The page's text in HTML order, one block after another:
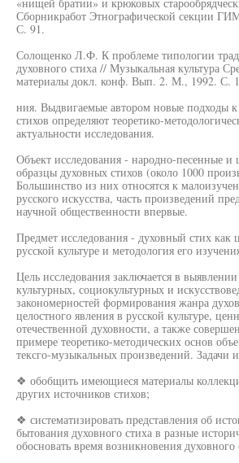
Сборникработ Этнографической секции
С. 91.
Солощенко Л.Ф. К проблеме типологии
духовного стиха // Музыкальная культура
материалы докл. конф. Вып. 2. М., 1992. С.
ния. Выдвигаемые автором новые подходы
стихов определяют теоретико-
актуальности исследования.
Объект исследования - народно-песенные и
образцы духовных стихов (около 1000
Большинство из них относятся к
русского искусства, часть произведений
научной общественности впервые.
Предмет исследования - духовный стих как
русской культуре и методология его
Цель исследования заключается в
культурных, социокультурных и
закономерностей формирования жанра
целостного явления в русской культуре,
отечественной духовности, а также
примере теоретико-методических основ
тексго-музыкальных произведений. Задачи
❖ обобщить имеющиеся материалы
других источников стихов;
❖ систематизировать представления об
бытования духовного стиха в разные
обосновать время возникновения духовного